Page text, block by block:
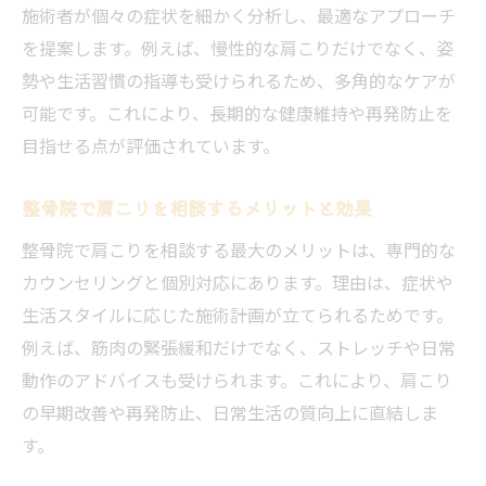
生活習慣から始める肩こりと整骨院の関係
整骨院が提案する肩こり改善の生活習慣
生活習慣の見直しと整骨院活用の重要性
肩こり予防に役立つ整骨院の生活アドバイ
整骨院で学ぶ肩こりを防ぐ日常ケア法
生活習慣の改善が整骨院施術に与える効果
整骨院と連携した肩こり対策の始め方
再発防止に役立つ整骨院の肩こりアプローチ
整骨院で取り組む肩こり再発防止の実践法
肩こりの再発を防ぐ整骨院のサポート内容
整骨院が教える肩こり再発予防のセルフケ
施術者が個々の症状を細かく分析し、最適なアプローチ
を提案します。例えば、慢性的な肩こりだけでなく、姿
勢や生活習慣の指導も受けられるため、多角的なケアが
可能です。これにより、長期的な健康維持や再発防止を
目指せる点が評価されています。
整骨院で肩こりを相談するメリットと効果
整骨院で肩こりを相談する最大のメリットは、専門的な
カウンセリングと個別対応にあります。理由は、症状や
生活スタイルに応じた施術計画が立てられるためです。
例えば、筋肉の緊張緩和だけでなく、ストレッチや日常
動作のアドバイスも受けられます。これにより、肩こり
の早期改善や再発防止、日常生活の質向上に直結しま
す。